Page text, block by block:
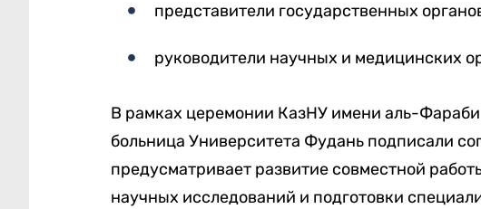
представители государственных
руководители научных и медицинских
В рамках церемонии КазНУ имени аль-
больница Университета Фудань подписали
предусматривает развитие совместной
научных исследований и подготовки